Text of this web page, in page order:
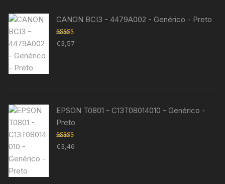
CANON BCI3 - 4479A002 - Genérico - Preto
Avaliação
5.00de 5
€3,57
EPSON T0801 - C13T08014010 - Genérico -
Preto
Avaliação
5.00 de 5
€3,46